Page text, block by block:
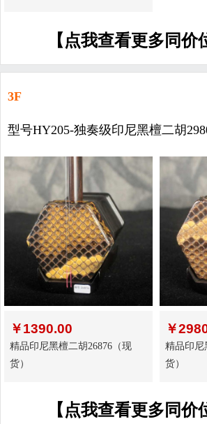
【点我查看更多同价
3F
型号HY205-独奏级印尼黑檀二胡
￥1390.00
精品印尼黑檀二胡26876（现
货）
￥
精品印尼
货）
【点我查看更多同价